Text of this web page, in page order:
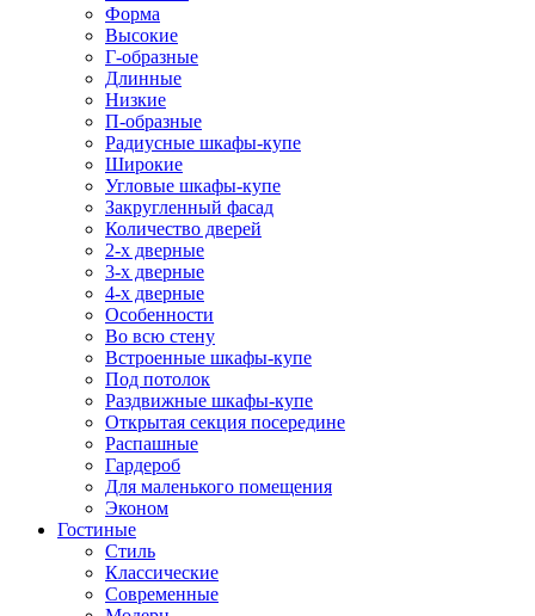
Форма
Высокие
Г-образные
Длинные
Низкие
П-образные
Радиусные шкафы-купе
Широкие
Угловые шкафы-купе
Закругленный фасад
Количество дверей
2-х дверные
3-х дверные
4-х дверные
Особенности
Во всю стену
Встроенные шкафы-купе
Под потолок
Раздвижные шкафы-купе
Открытая секция посередине
Распашные
Гардероб
Для маленького помещения
Эконом
Гостиные
Стиль
Классические
Современные